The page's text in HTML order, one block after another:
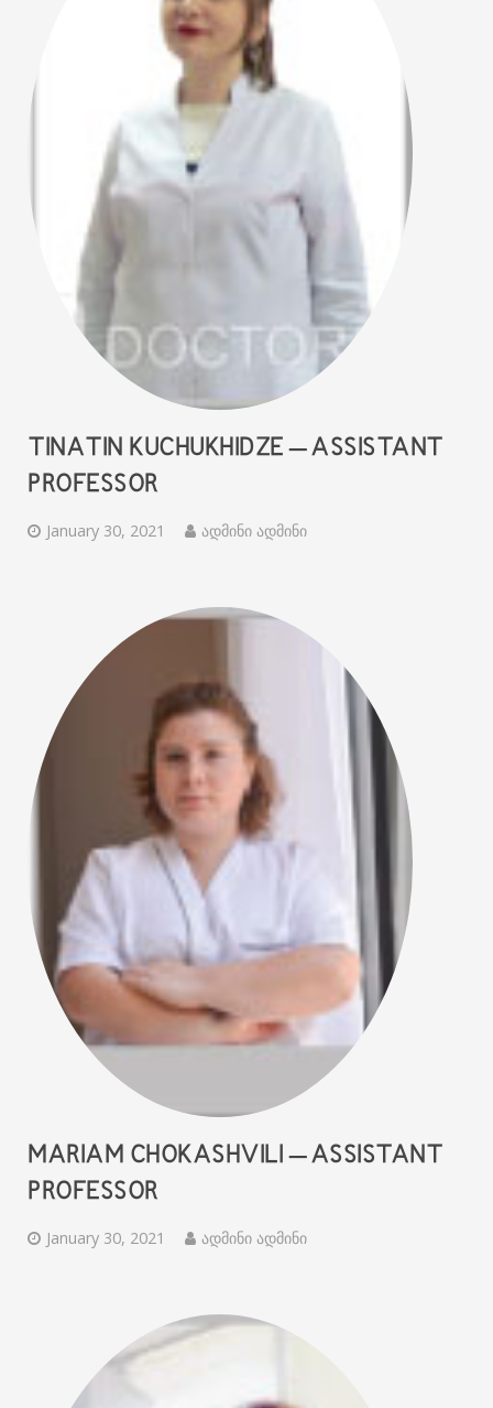
TINATIN KUCHUKHIDZE – ASSISTANT
PROFESSOR
January 30, 2021 ადმინი ადმინი
MARIAM CHOKASHVILI – ASSISTANT
PROFESSOR
January 30, 2021 ადმინი ადმინი